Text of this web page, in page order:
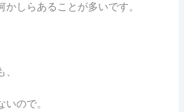
かしらあることが多いです。
ので。